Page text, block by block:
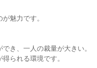
魅力です。
き、一人の裁量が大きい。
られる環境です。